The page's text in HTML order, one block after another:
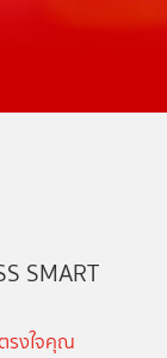
SMART
รงใจคุณ